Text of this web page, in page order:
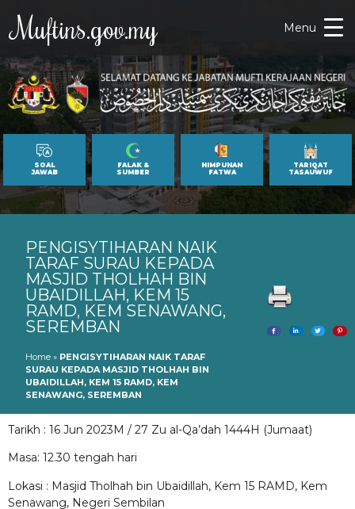
Muftins.gov.my Menu
SOAL
JAWAB
FALAK &
SUMBER
HIMPUNAN
FATWA
TARIQAT
TASAUWUF
PENGISYTIHARAN NAIK
TARAF SURAU KEPADA
MASJID THOLHAH BIN
UBAIDILLAH, KEM 15
RAMD, KEM SENAWANG,
SEREMBAN
Home » PENGISYTIHARAN NAIK TARAF
SURAU KEPADA MASJID THOLHAH BIN
UBAIDILLAH, KEM 15 RAMD, KEM
SENAWANG, SEREMBAN
Tarikh : 16 Jun 2023M / 27 Zu al-Qa’dah 1444H (Jumaat)
Masa: 12.30 tengah hari
Lokasi : Masjid Tholhah bin Ubaidillah, Kem 15 RAMD, Kem
Senawang, Negeri Sembilan